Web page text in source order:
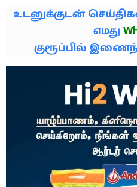
உடனுக்குடன்
எமது
குரூப்பில்